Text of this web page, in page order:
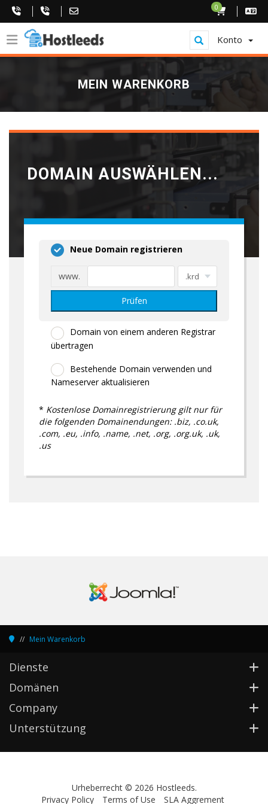
0
Konto
MEIN WARENKORB
DOMAIN AUSWÄHLEN...
Neue Domain registrieren
www.
Prüfen
Domain von einem anderen Registrar
übertragen
Bestehende Domain verwenden und
Nameserver aktualisieren
* Kostenlose Domainregistrierung gilt nur für
die folgenden Domainendungen: .biz, .co.uk,
.com, .eu, .info, .name, .net, .org, .org.uk, .uk,
.us
Mein Warenkorb
Dienste
Domänen
Company
Unterstützung
Urheberrecht © 2026 Hostleeds.
Privacy Policy
Terms of Use SLA Aggrement